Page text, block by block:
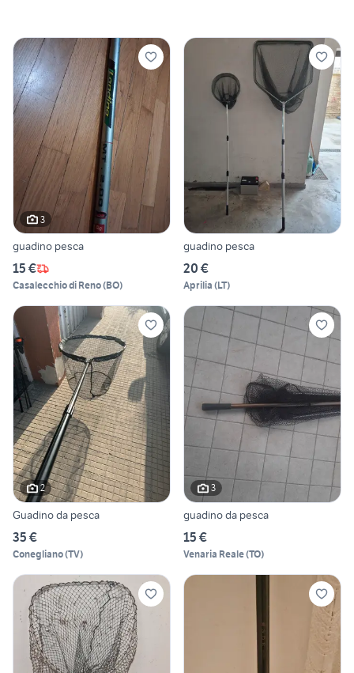
3
guadino pesca
15 €
Casalecchio di Reno(BO)
guadino pesca
20 €
Aprilia (LT)
2
Guadino da pesca
35 €
Conegliano(TV)
3
guadino da pesca
15 €
Venaria Reale(TO)